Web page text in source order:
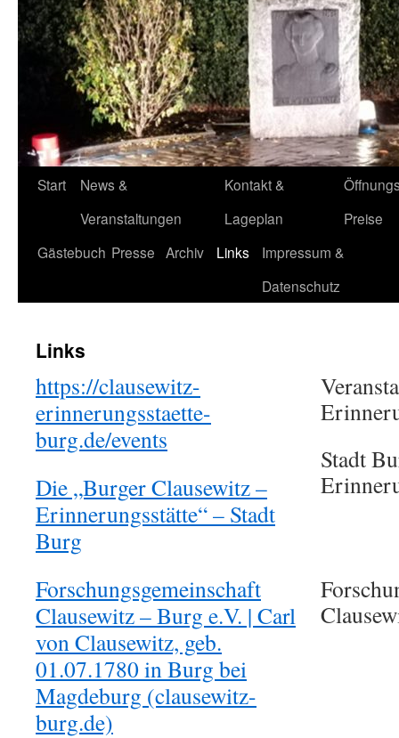
Start
News &
Veranstaltungen
Kontakt &
Lageplan
Preise
Gästebuch Presse Archiv Links
Impressum &
Datenschutz
Links
https://clausewitz-
erinnerungsstaette-
burg.de/events
Die „Burger Clausewitz –
Erinnerungsstätte“ – Stadt
Burg
Stadt
Forschungsgemeinschaft
Clausewitz – Burg e.V. | Carl
von Clausewitz, geb.
01.07.1780 in Burg bei
Magdeburg (clausewitz-
burg.de)